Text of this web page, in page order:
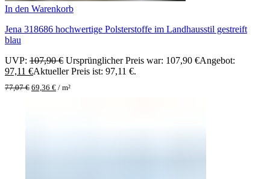
In den Warenkorb
Jena 318686 hochwertige Polsterstoffe im Landhausstil gestreift
blau
UVP: 107,90€ Ursprünglicher Preis war: 107,90 €Angebot:
97,11 €Aktueller Preis ist: 97,11 €.
77,07€ 69,36 € / m²